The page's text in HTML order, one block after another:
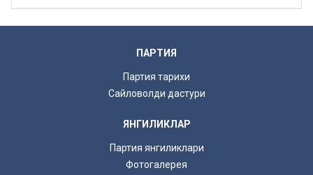
ПАРТИЯ
Партия тарихи
Сайловолди дастури
ЯНГИЛИКЛАР
Партия янгиликлари
Фотогалерея